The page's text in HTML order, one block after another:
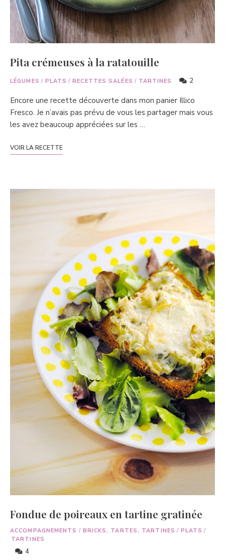
Pita crémeuses à la ratatouille
LÉGUMES / PLATS / RECETTES SALÉES / TARTINES 2
Encore une recette découverte dans mon panier Illico
Fresco. Je n’avais pas prévu de vous les partager mais vous
les avez beaucoup appréciées sur les …
VOIR LA RECETTE
Fondue de poireaux en tartine gratinée
ACCOMPAGNEMENTS / BRICKS, TARTES, TARTINES / PLATS /
TARTINES
4